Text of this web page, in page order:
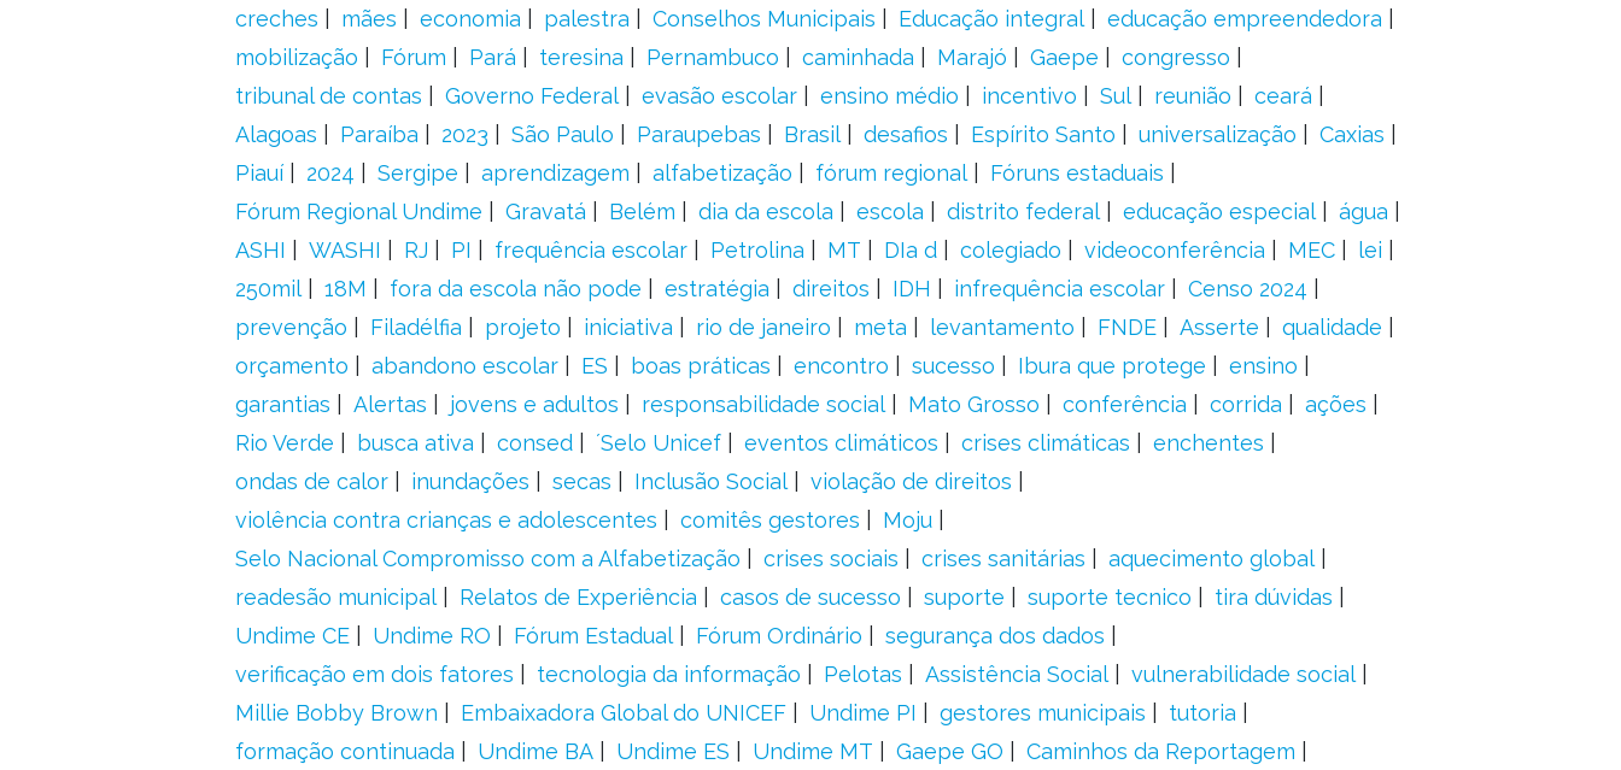
creches
mães economia palestra Conselhos Municipais Educação integral
educação empreendedora
mobilização
Fórum Pará teresina Pernambuco caminhada Marajó Gaepe
congresso
tribunal de contas
Governo Federal evasão escolar ensino médio incentivo Sul reunião
ceará
Alagoas
Paraíba 2023 São Paulo Paraupebas Brasil desafios Espírito Santo universalização
Caxias
Piauí
2024 Sergipe aprendizagem alfabetização fórum regional
Fóruns estaduais
Fórum Regional Undime
Gravatá Belém dia da escola escola distrito federal educação especial
água
ASHI
WASHI RJ PI frequência escolar Petrolina MT DIa d colegiado videoconferência MEC
lei
250mil
18M fora da escola não pode estratégia direitos IDH infrequência escolar
Censo 2024
prevenção
Filadélfia projeto iniciativa rio de janeiro meta levantamento FNDE Asserte
qualidade
orçamento
abandono escolar ES boas práticas encontro sucesso Ibura que protege
ensino
garantias
Alertas jovens e adultos responsabilidade social Mato Grosso conferência corrida
ações
Rio Verde
busca ativa consed ´Selo Unicef eventos climáticos crises climáticas
enchentes
ondas de calor
inundações secas Inclusão Social
violação de direitos
violência contra crianças e adolescentes
comitês gestores
Moju
Selo Nacional Compromisso com a Alfabetização
crises sociais crises sanitárias
aquecimento global
readesão municipal
Relatos de Experiência casos de sucesso suporte suporte tecnico
tira dúvidas
Undime CE
Undime RO Fórum Estadual Fórum Ordinário
segurança dos dados
verificação em dois fatores
tecnologia da informação Pelotas Assistência Social
vulnerabilidade social
Millie Bobby Brown
Embaixadora Global do UNICEF Undime PI gestores municipais
tutoria
formação continuada
Undime BA Undime ES Undime MT Gaepe GO Caminhos da Reportagem